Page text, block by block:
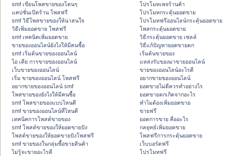
smf เขียนโพสขายของโดนๆ
แคปชั่นเปิดร้าน โพสฟรี
smf วิธีโพสขายของให้น่าสนใจ
วิธีเพิ่มยอดขาย โพสฟรี
smf เทคนิคเพิ่มยอดขาย
ขายของออนไลน์ยังไงให้มีคนซื้อ
smf เริ่มต้นขายของออนไลน์
ไอ เดีย การขายของออนไลน์
เว็บขายของออนไลน์
เริ่ม ขายของออนไลน์ โพสฟรี
อยากขายของออนไลน์ smf
โพสขายของยังไงให้มีคนซื้อ
smf โพสขายของแบบไหนดี
smf ขายของออนไลน์ที่ไหนดี
เทคนิคการโพสต์ขายของ
smf โพสต์ขายของให้ยอดขายปัง
โพสต์ขายของให้ยอดขายปังโพสฟรี
smf ขายของในกลุ่มซื้อขายสินค้า
ไม่รู้จะขายอะไรดี
โปรโมทเพจร้านค้า
โปรโมทกระตุ้นยอดขาย
โปรโมทฟรีออนไลน์กระตุ้นยอดขาย
โพสกระตุ้นยอดขาย
วิธีกระตุ้นยอดขาย เซลล์
วิธีแก้ปัญหายอดขายตก
เริ่มต้นขายของ
แหล่งรับของมาขายออนไลน์
ขายของออนไลน์อะไรดี
อยากขายของออนไลน์
ยอดขายไม่ดีควรทำอย่างไร
ยอดขายตกเกิดจากอะไร
ทำไมต้องเพิ่มยอดขาย
ขายฟรี
ยอดการขาย คืออะไร
กลยุทธ์เพิ่มยอดขาย
โพสฟรีการกระตุ้นยอดขาย
เว็บบอร์ดฟรี
โปรโมทฟรี